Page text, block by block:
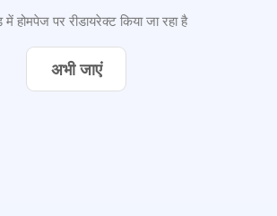
होमपेज पर रीडायरेक्ट किया जा रहा है
अभी जाएं